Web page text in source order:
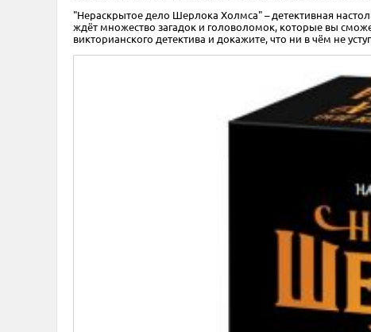
"Нераскрытое дело Шерлока Холмса" – детективная
ждёт множество загадок и головоломок, которые вы
викторианского детектива и докажите, что ни в чём не